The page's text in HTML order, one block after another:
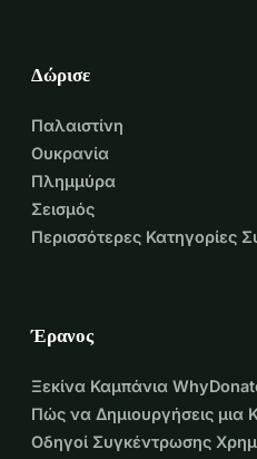
θα μπορέσουν να λάμψουν στο
Δώρισε
Παλαιστίνη
Ουκρανία
Πλημμύρα
Σεισμός
Περισσότερες Κατηγορίες
Έρανος
Ξεκίνα Καμπάνια
Πώς να Δημιουργήσεις μια
Οδηγοί Συγκέντρωσης